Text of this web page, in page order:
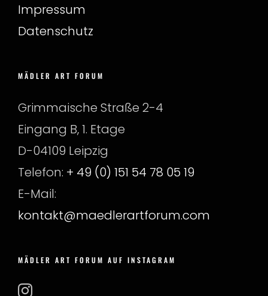
Impressum
Datenschutz
MÄDLER ART FORUM
Grimmaische Straße 2-4
Eingang B, 1. Etage
D-04109 Leipzig
Telefon: + 49 (0) 151 54 78 05 19
E-Mail:
kontakt@maedlerartforum.com
MÄDLER ART FORUM AUF INSTAGRAM